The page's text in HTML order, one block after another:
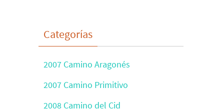
Categorías
2007 Camino Aragonés
2007 Camino Primitivo
2008 Camino del Cid